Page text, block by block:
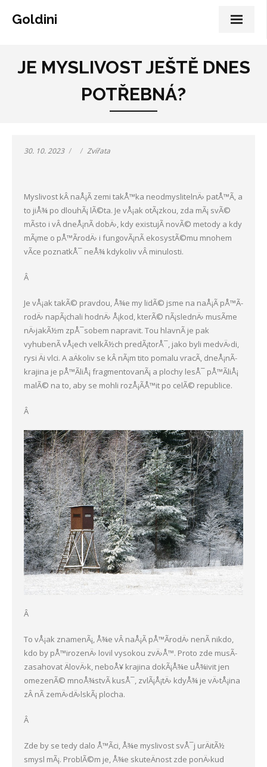
Goldini
JE MYSLIVOST JEŠTĚ DNES
POTŘEBNÁ?
30. 10. 2023 Zvířata
Myslivost kÂ naÅ¡Ã­ zemi takÅ™ka neodmyslitelnÄ› patÅ™Ã­, a
to jiÅ¾ po dlouhÃ¡ lÃ©ta. Je vÅ¡ak otÃ¡zkou, zda mÃ¡ svÃ©
mÃ­sto i vÂ dneÅ¡nÃ­ dobÄ›, kdy existujÃ­ novÃ© metody a kdy
mÃ¡me o pÅ™Ã­rodÄ› i fungovÃ¡nÃ­ ekosystÃ©mu mnohem
vÃ­ce poznatkÅ¯ neÅ¾ kdykoliv vÂ minulosti.
Â
Je vÅ¡ak takÃ© pravdou, Å¾e my lidÃ© jsme na naÅ¡Ã­ pÅ™Ã­
rodÄ› napÃ¡chali hodnÄ› Å¡kod, kterÃ© nÃ¡slednÄ› musÃ­me
nÄ›jakÃ½m zpÅ¯sobem napravit. Tou hlavnÃ­ je pak
vyhubenÃ­ vÅ¡ech velkÃ½ch predÃ¡torÅ¯, jako byli medvÄ›di,
rysi Äi vlci. A aÄkoliv se kÂ nÃ¡m tito pomalu vracÃ­, dneÅ¡nÃ­
krajina je pÅ™Ã­liÅ¡ fragmentovanÃ¡ a plochy lesÅ¯ pÅ™Ã­liÅ¡
malÃ© na to, aby se mohli rozÅ¡Ã­Å™it po celÃ© republice.
Â
Â
To vÅ¡ak znamenÃ¡, Å¾e vÂ naÅ¡Ã­ pÅ™Ã­rodÄ› nenÃ­ nikdo,
kdo by pÅ™irozenÄ› lovil vysokou zvÄ›Å™. Proto zde musÃ­
zasahovat ÄlovÄ›k, neboÅ¥ krajina dokÃ¡Å¾e uÅ¾ivit jen
omezenÃ© mnoÅ¾stvÃ­ kusÅ¯, zvlÃ¡Å¡tÄ› kdyÅ¾ je vÄ›tÅ¡ina
zÂ nÃ­ zemÄ›dÄ›lskÃ¡ plocha.
Â
Zde by se tedy dalo Å™Ã­ci, Å¾e myslivost svÅ¯j urÄitÃ½
smysl mÃ¡. ProblÃ©m je, Å¾e skuteÄnost zde ponÄ›kud